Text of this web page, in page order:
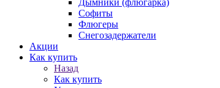
Дымники (флюгарка)
Софиты
Флюгеры
Снегозадержатели
Акции
Как купить
Назад
Как купить